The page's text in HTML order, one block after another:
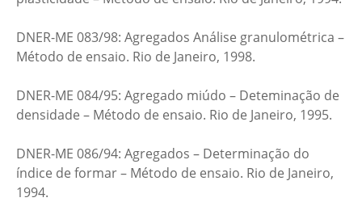
DNER-ME 083/98: Agregados Análise granulométrica –
Método de ensaio. Rio de Janeiro, 1998.
DNER-ME 084/95: Agregado miúdo – Deteminação de
densidade – Método de ensaio. Rio de Janeiro, 1995.
DNER-ME 086/94: Agregados – Determinação do
índice de formar – Método de ensaio. Rio de Janeiro,
1994.